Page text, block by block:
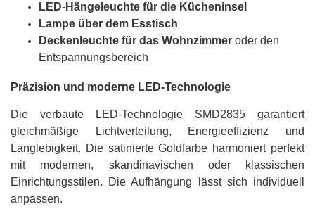
LED-Hängeleuchte für die Kücheninsel
Lampe über dem Esstisch
Deckenleuchte für das Wohnzimmer oder den
Entspannungsbereich
Präzision und moderne LED-Technologie
Die verbaute LED-Technologie SMD2835 garantiert
gleichmäßige Lichtverteilung, Energieeffizienz und
Langlebigkeit. Die satinierte Goldfarbe harmoniert perfekt
mit modernen, skandinavischen oder klassischen
Einrichtungsstilen. Die Aufhängung lässt sich individuell
anpassen.